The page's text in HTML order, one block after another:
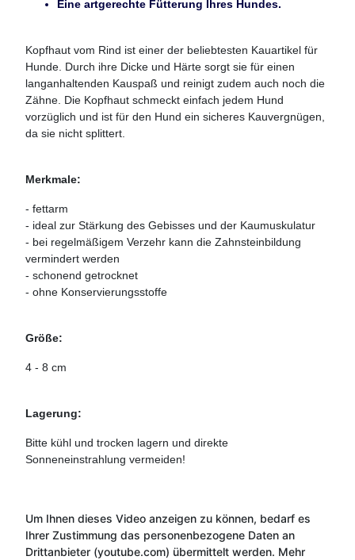
Eine artgerechte Fütterung Ihres Hundes.
Kopfhaut vom Rind ist einer der beliebtesten Kauartikel für
Hunde. Durch ihre Dicke und Härte sorgt sie für einen
langanhaltenden Kauspaß und reinigt zudem auch noch die
Zähne. Die Kopfhaut schmeckt einfach jedem Hund
vorzüglich und ist für den Hund ein sicheres Kauvergnügen,
da sie nicht splittert.
Merkmale:
- fettarm
- ideal zur Stärkung des Gebisses und der Kaumuskulatur
- bei regelmäßigem Verzehr kann die Zahnsteinbildung
vermindert werden
- schonend getrocknet
- ohne Konservierungsstoffe
Größe:
4 - 8 cm
Lagerung:
Bitte kühl und trocken lagern und direkte
Sonneneinstrahlung vermeiden!
Um Ihnen dieses Video anzeigen zu können, bedarf es
Ihrer Zustimmung das personenbezogene Daten an
Drittanbieter (youtube.com) übermittelt werden. Mehr